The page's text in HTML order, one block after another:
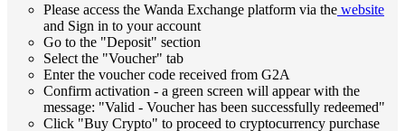
Please access the Wanda Exchange platform via the website
and Sign in to your account
Go to the "Deposit" section
Select the "Voucher" tab
Enter the voucher code received from G2A
Confirm activation - a green screen will appear with the
message: "Valid - Voucher has been successfully redeemed"
Click "Buy Crypto" to proceed to cryptocurrency purchase